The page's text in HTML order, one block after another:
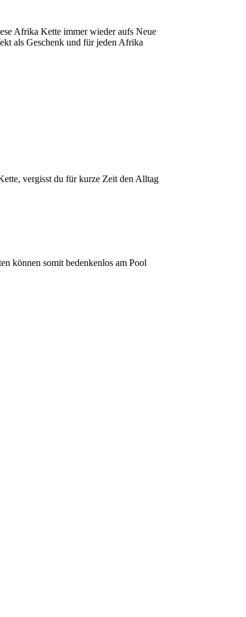
Afrika Kette immer wieder aufs Neue
als Geschenk und für jeden Afrika
vergisst du für kurze Zeit den Alltag
können somit bedenkenlos am Pool